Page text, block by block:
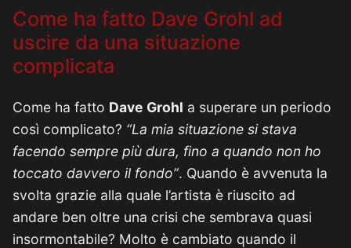
Come ha fatto Dave Grohl ad
uscire da una situazione
complicata
Come ha fatto Dave Grohl a superare un periodo
così complicato? “La mia situazione si stava
facendo sempre più dura, fino a quando non ho
toccato davvero il fondo”. Quando è avvenuta la
svolta grazie alla quale l’artista è riuscito ad
andare ben oltre una crisi che sembrava quasi
insormontabile? Molto è cambiato quando il